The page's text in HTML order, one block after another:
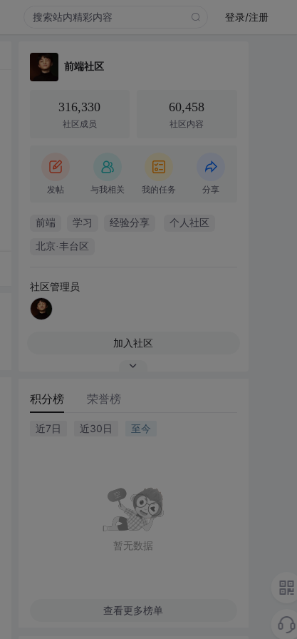
登录/注册
前端社区
316,330
社区成员
60,458
社区内容
发帖 与我相关 我的任务 分享
前端 学习 经验分享 个人社区
北京·丰台区
社区管理员
加入社区
积分榜 荣誉榜
近7日 近30日 至今
暂无数据
查看更多榜单